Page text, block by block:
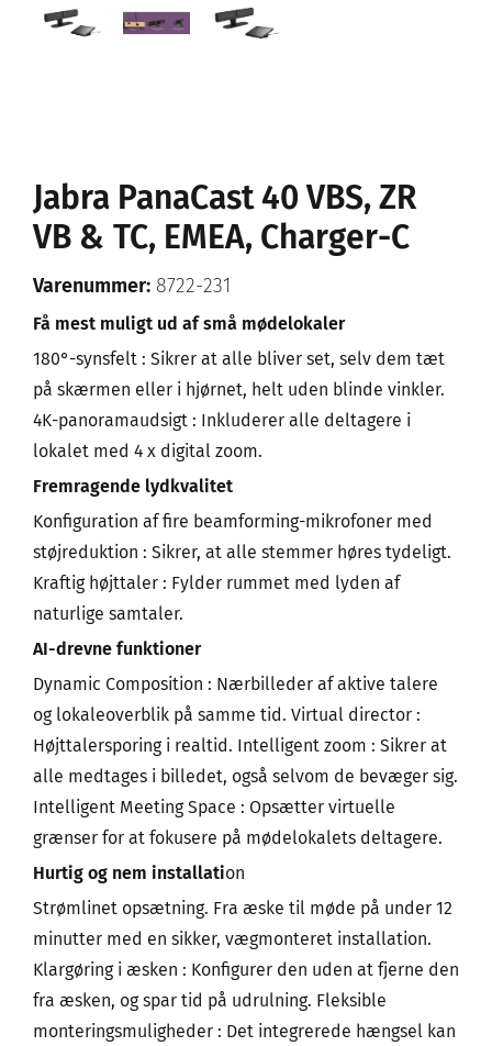
Jabra PanaCast 40 VBS, ZR
VB & TC, EMEA, Charger-C
Varenummer: 8722-231
Få mest muligt ud af små mødelokaler
180°-synsfelt : Sikrer at alle bliver set, selv dem tæt
på skærmen eller i hjørnet, helt uden blinde vinkler.
4K-panoramaudsigt : Inkluderer alle deltagere i
lokalet med 4 x digital zoom.
Fremragende lydkvalitet
Konfiguration af fire beamforming-mikrofoner med
støjreduktion : Sikrer, at alle stemmer høres tydeligt.
Kraftig højttaler : Fylder rummet med lyden af
naturlige samtaler.
AI-drevne funktioner
Dynamic Composition : Nærbilleder af aktive talere
og lokaleoverblik på samme tid. Virtual director :
Højttalersporing i realtid. Intelligent zoom : Sikrer at
alle medtages i billedet, også selvom de bevæger sig.
Intelligent Meeting Space : Opsætter virtuelle
grænser for at fokusere på mødelokalets deltagere.
Hurtig og nem installation
Strømlinet opsætning. Fra æske til møde på under 12
minutter med en sikker, vægmonteret installation.
Klargøring i æsken : Konfigurer den uden at fjerne den
fra æsken, og spar tid på udrulning. Fleksible
monteringsmuligheder : Det integrerede hængsel kan